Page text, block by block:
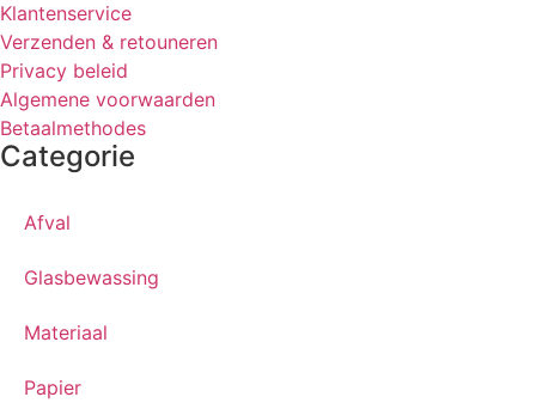
Klantenservice
Verzenden & retouneren
Privacy beleid
Algemene voorwaarden
Betaalmethodes
Categorie
Afval
Glasbewassing
Materiaal
Papier